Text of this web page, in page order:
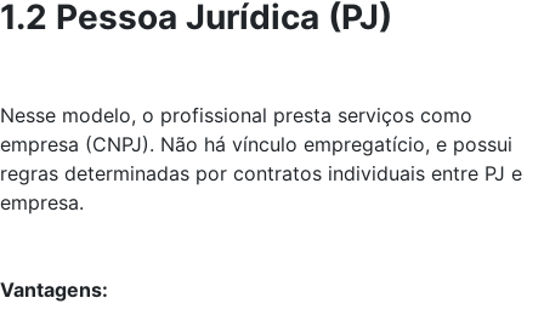
1.2 Pessoa Jurídica (PJ)
Nesse modelo, o profissional presta serviços como
empresa (CNPJ). Não há vínculo empregatício, e possui
regras determinadas por contratos individuais entre PJ e
empresa.
Vantagens: